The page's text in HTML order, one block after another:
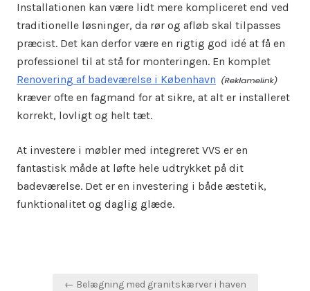
Installationen kan være lidt mere kompliceret end ved
traditionelle løsninger, da rør og afløb skal tilpasses
præcist. Det kan derfor være en rigtig god idé at få en
professionel til at stå for monteringen. En komplet
Renovering af badeværelse i København
kræver ofte en fagmand for at sikre, at alt er installeret
korrekt, lovligt og helt tæt.
At investere i møbler med integreret VVS er en
fantastisk måde at løfte hele udtrykket på dit
badeværelse. Det er en investering i både æstetik,
funktionalitet og daglig glæde.
Indlægsnavigation
← Belægning med granitskærver i haven